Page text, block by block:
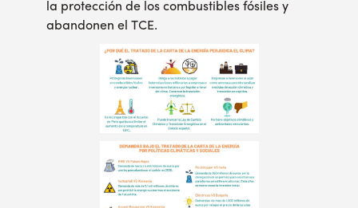
la protección de los combustibles fósiles y
abandonen el TCE.